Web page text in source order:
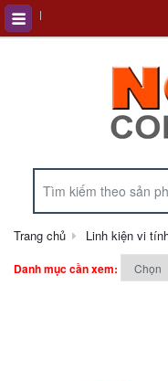
Trang chủ Linh kiện vi
Danh mục cần xem: